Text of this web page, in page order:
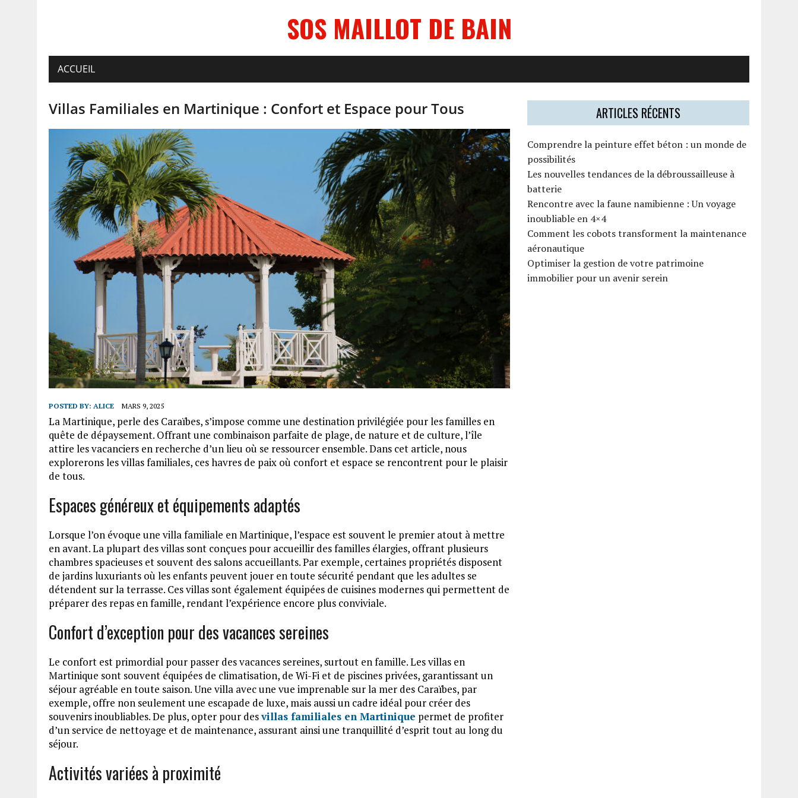
SOS MAILLOT DE BAIN
ACCUEIL
Villas Familiales en Martinique : Confort et Espace pour Tous
POSTED BY: ALICE MARS 9, 2025
La Martinique, perle des Caraïbes, s’impose comme une destination privilégiée pour les familles en
quête de dépaysement. Offrant une combinaison parfaite de plage, de nature et de culture, l’île
attire les vacanciers en recherche d’un lieu où se ressourcer ensemble. Dans cet article, nous
explorerons les villas familiales, ces havres de paix où confort et espace se rencontrent pour le plaisir
de tous.
Espaces généreux et équipements adaptés
Lorsque l’on évoque une villa familiale en Martinique, l’espace est souvent le premier atout à mettre
en avant. La plupart des villas sont conçues pour accueillir des familles élargies, offrant plusieurs
chambres spacieuses et souvent des salons accueillants. Par exemple, certaines propriétés disposent
de jardins luxuriants où les enfants peuvent jouer en toute sécurité pendant que les adultes se
détendent sur la terrasse. Ces villas sont également équipées de cuisines modernes qui permettent de
préparer des repas en famille, rendant l’expérience encore plus conviviale.
Confort d’exception pour des vacances sereines
Le confort est primordial pour passer des vacances sereines, surtout en famille. Les villas en
Martinique sont souvent équipées de climatisation, de Wi-Fi et de piscines privées, garantissant un
séjour agréable en toute saison. Une villa avec une vue imprenable sur la mer des Caraïbes, par
exemple, offre non seulement une escapade de luxe, mais aussi un cadre idéal pour créer des
souvenirs inoubliables. De plus, opter pour desvillas familiales en Martinique permet de profiter
d’un service de nettoyage et de maintenance, assurant ainsi une tranquillité d’esprit tout au long du
séjour.
Activités variées à proximité
ARTICLES RÉCENTS
Comprendre la peinture effet béton : un monde de
possibilités
Les nouvelles tendances de la débroussailleuse à
batterie
Rencontre avec la faune namibienne : Un voyage
inoubliable en 4×4
Comment les cobots transforment la maintenance
aéronautique
Optimiser la gestion de votre patrimoine
immobilier pour un avenir serein